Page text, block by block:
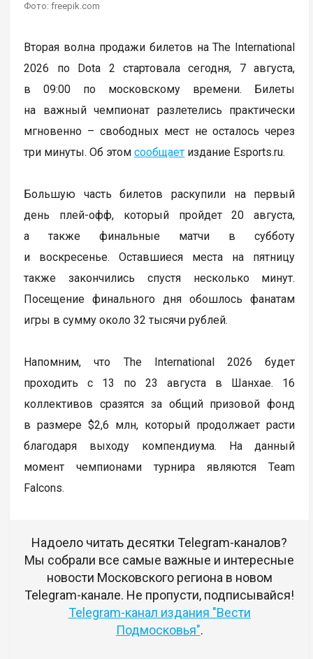
Фото: freepik.com
Вторая волна продажи билетов на The International
2026 по Dota 2 стартовала сегодня, 7 августа,
в 09:00 по московскому времени. Билеты
на важный чемпионат разлетелись практически
мгновенно – свободных мест не осталось через
три минуты. Об этомсообщает издание Esports.ru.
Большую часть билетов раскупили на первый
день плей-офф, который пройдет 20 августа,
а также финальные матчи в субботу
и воскресенье. Оставшиеся места на пятницу
также закончились спустя несколько минут.
Посещение финального дня обошлось фанатам
игры в сумму около 32 тысячи рублей.
Напомним, что The International 2026 будет
проходить с 13 по 23 августа в Шанхае. 16
коллективов сразятся за общий призовой фонд
в размере $2,6 млн, который продолжает расти
благодаря выходу компендиума. На данный
момент чемпионами турнира являются Team
Falcons.
Надоело читать десятки Telegram-каналов?
Мы собрали все самые важные и интересные
новости Московского региона в новом
Telegram-канале. Не пропусти, подписывайся!
Telegram-канал издания "Вести
Подмосковья".